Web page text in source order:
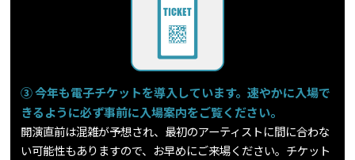
③ 今年も電子チケットを導入しています。速やかに入場で
きるように必ず事前に入場案内をご覧ください。
開演直前は混雑が予想され、最初のアーティストに間に合わな
い可能性もありますので、お早めにご来場ください。チケット